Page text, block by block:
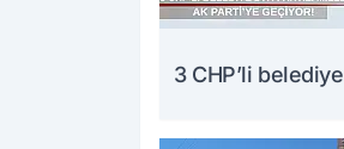
3 CHP’li